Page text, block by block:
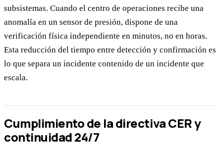
subsistemas. Cuando el centro de operaciones recibe una
anomalía en un sensor de presión, dispone de una
verificación física independiente en minutos, no en horas.
Esta reducción del tiempo entre detección y confirmación es
lo que separa un incidente contenido de un incidente que
escala.
Cumplimiento de la directiva CER y
continuidad 24/7